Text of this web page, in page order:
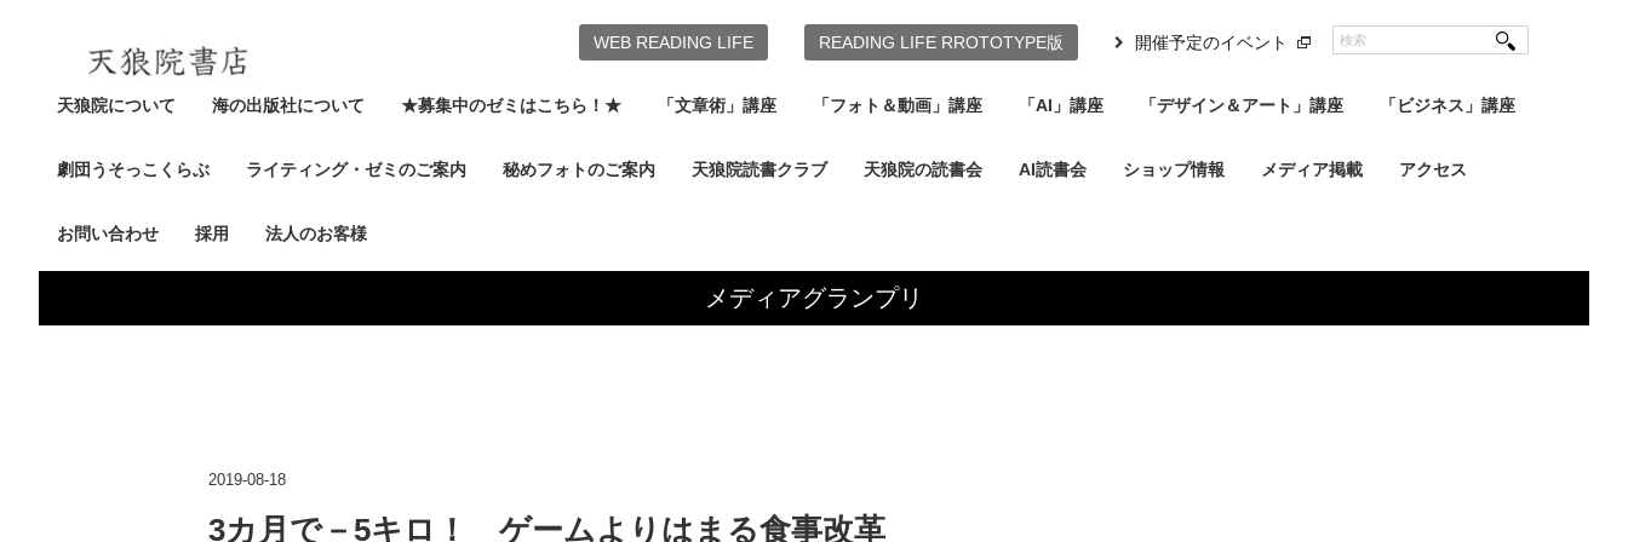
天狼院について 海の出版社について ★募集中のゼミはこちら！★ 「文章術」講座 「フォト＆動画」講座 「AI」講座 「デザイン＆アート」講座 「ビジネス」講座
劇団うそっこくらぶ ライティング・ゼミのご案内 秘めフォトのご案内 天狼院読書クラブ 天狼院の読書会 AI読書会 ショップ情報 メディア掲載 アクセス
お問い合わせ 採用 法人のお客様
WEB READING LIFE READING LIFE RROTOTYPE版 開催予定のイベント
メディアグランプリ
2019-08-18
3カ月で－5キロ！ ゲームよりはまる食事改革